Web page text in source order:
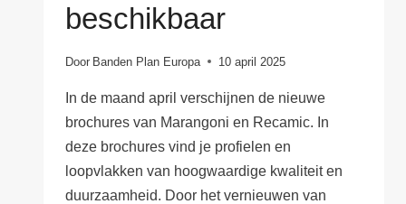
beschikbaar
Door Banden Plan Europa 10 april 2025
In de maand april verschijnen de nieuwe
brochures van Marangoni en Recamic. In
deze brochures vind je profielen en
loopvlakken van hoogwaardige kwaliteit en
duurzaamheid. Door het vernieuwen van